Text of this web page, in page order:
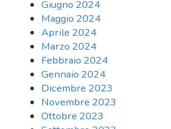
Giugno 2024
Maggio 2024
Aprile 2024
Marzo 2024
Febbraio 2024
Gennaio 2024
Dicembre 2023
Novembre 2023
Ottobre 2023